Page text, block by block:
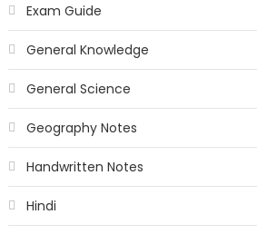
Exam Guide
General Knowledge
General Science
Geography Notes
Handwritten Notes
Hindi